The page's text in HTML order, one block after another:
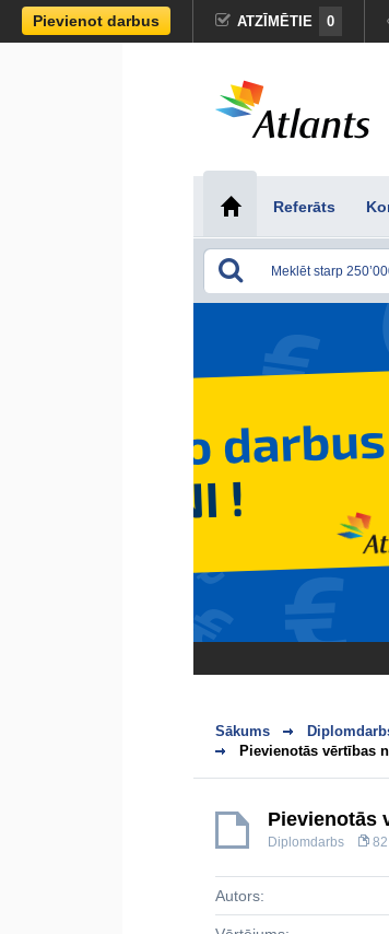
Pievienot darbus ATZĪMĒTIE 0
Referāts
Sākums
Pievienotās vērtības
Pievienotās
Diplomdarbs 82
Autors: